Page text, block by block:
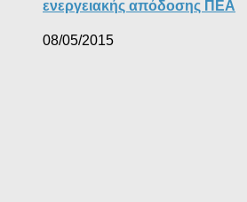
ενεργειακής απόδοσης ΠΕΑ
08/05/2015